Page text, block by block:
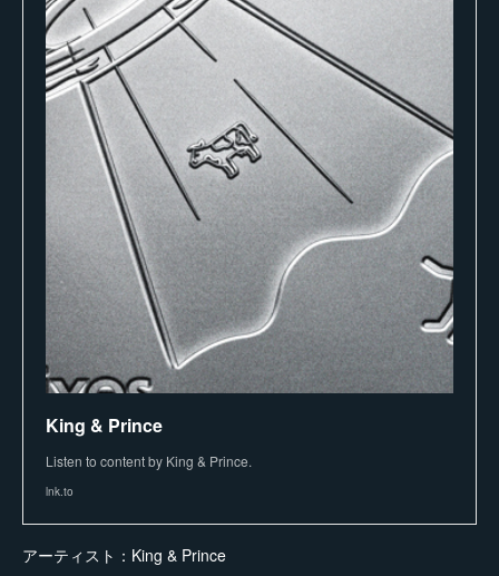
King & Prince
Listen to content by King & Prince.
lnk.to
アーティスト：King & Prince